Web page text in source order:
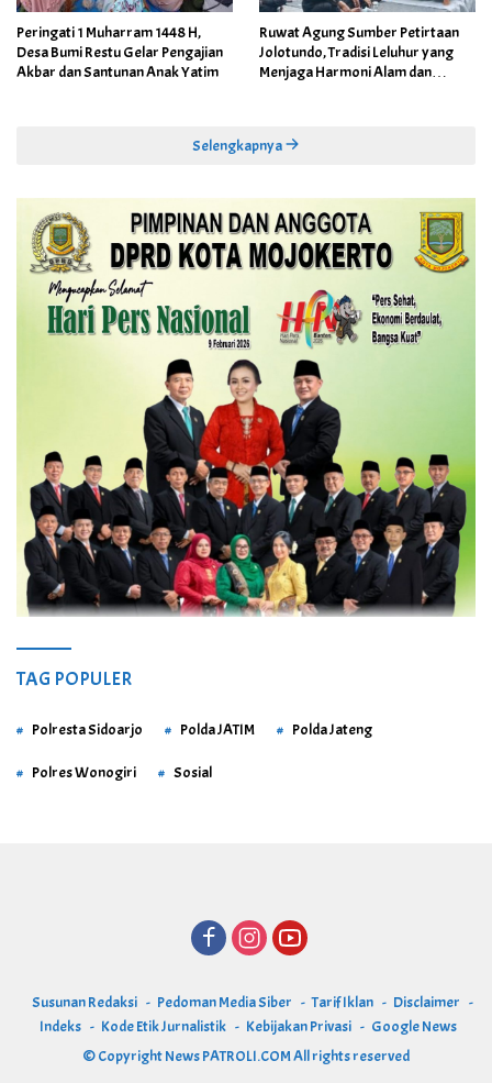
Peringati 1 Muharram 1448 H,
Desa Bumi Restu Gelar Pengajian
Akbar dan Santunan Anak Yatim
Ruwat Agung Sumber Petirtaan
Jolotundo, Tradisi Leluhur yang
Menjaga Harmoni Alam dan
Selengkapnya
TAG POPULER
Polresta Sidoarjo Polda JATIM Polda Jateng
Polres Wonogiri Sosial
Susunan Redaksi Pedoman Media Siber Tarif Iklan
Disclaimer
Indeks
Kode Etik Jurnalistik Kebijakan Privasi
Google News
© CopyrightNews PATROLI.COMAll rights reserved